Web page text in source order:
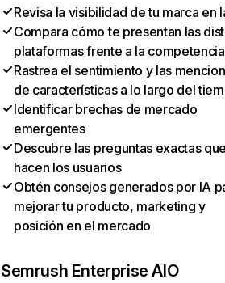
Revisa la visibilidad de tu marca en
Compara cómo te presentan las
plataformas frente a la competencia
Rastrea el sentimiento y las
de características a lo largo del
Identificar brechas de mercado
emergentes
Descubre las preguntas exactas
hacen los usuarios
Obtén consejos generados por IA
mejorar tu producto, marketing y
posición en el mercado
Semrush Enterprise AIO